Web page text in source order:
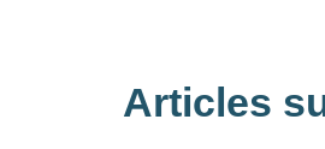
Articles